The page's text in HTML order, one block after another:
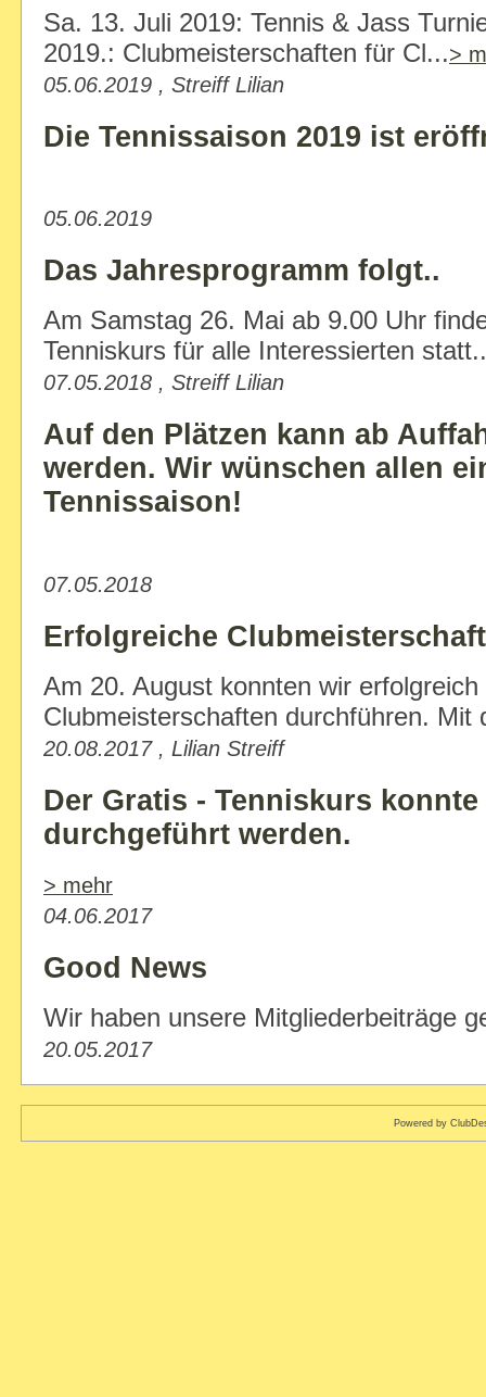
Sa. 13. Juli 2019: Tennis & Jass
2019.: Clubmeisterschaften für Cl...>
05.06.2019 , Streiff Lilian
Die Tennissaison 2019 ist
05.06.2019
Das Jahresprogramm folgt..
Am Samstag 26. Mai ab 9.00 Uhr
Tenniskurs für alle Interessierten
07.05.2018 , Streiff Lilian
Auf den Plätzen kann ab
werden. Wir wünschen allen
Tennissaison!
07.05.2018
Erfolgreiche
Am 20. August konnten wir erfolgreich
Clubmeisterschaften durchführen. Mit
20.08.2017 , Lilian Streiff
Der Gratis - Tenniskurs
durchgeführt werden.
> mehr
04.06.2017
Good News
Wir haben unsere Mitgliederbeiträge
20.05.2017
Powered by